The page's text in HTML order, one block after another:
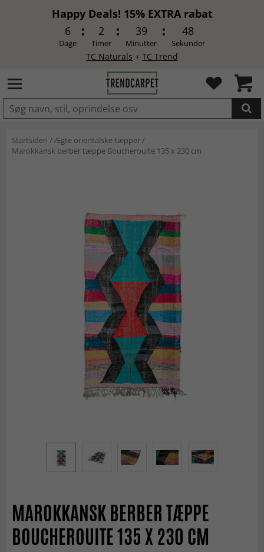
Happy Deals! 15% EXTRA rabat
6
Dage
2
Timer
39
Minutter
48
Sekunder
TC Naturals + TC Trend
LAGT I INDKØBSKURVEN.
Startsiden /Ægte orientalske tæpper/
Marokkansk berber tæppe Boucherouite 135 x 230 cm
MAROKKANSK BERBER TÆPPE
BOUCHEROUITE 135 X 230 CM